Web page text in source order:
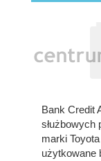
Bank Credit
służbowych
marki
użytkowane